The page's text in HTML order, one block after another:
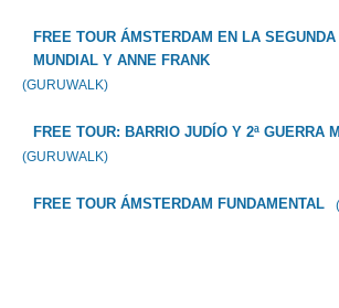
FREE TOUR ÁMSTERDAM EN LA
MUNDIAL Y ANNE FRANK
(GURUWALK)
FREE TOUR: BARRIO JUDÍO Y 2ª GUERRA
(GURUWALK)
FREE TOUR ÁMSTERDAM FUNDAMENTAL